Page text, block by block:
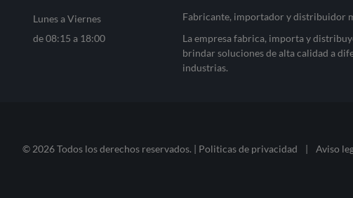
Lunes a Viernes
de 08:15 a 18:00
Fabricante, importador y distribuidor
La empresa fabrica, importa y
brindar soluciones de alta calidad a
industrias.
© 2026 Todos los derechos reservados. | Politicas de privacidad | Aviso